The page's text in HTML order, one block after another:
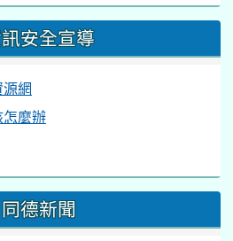
安全宣導
網
麼辦
同德新聞